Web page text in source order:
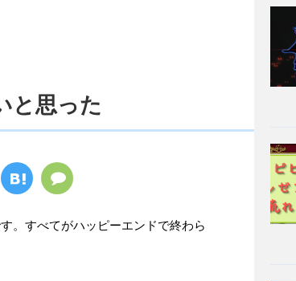
と思った
。すべてがハッピーエンドで終わら